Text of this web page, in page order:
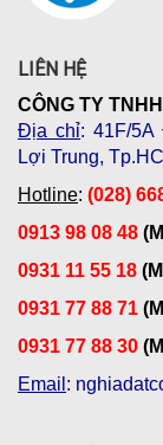
LIÊN HỆ
CÔNG TY
Địa chỉ: 41F/
Lợi Trung,
Hotline: (028)
0913 98 08 48
0931 11 55 18
0931 77 88 71
0931 77 88 30
Email :